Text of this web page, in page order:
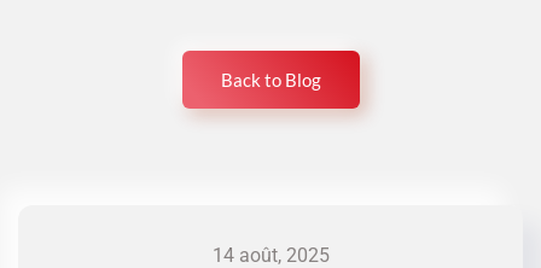
Back to Blog
14 août, 2025